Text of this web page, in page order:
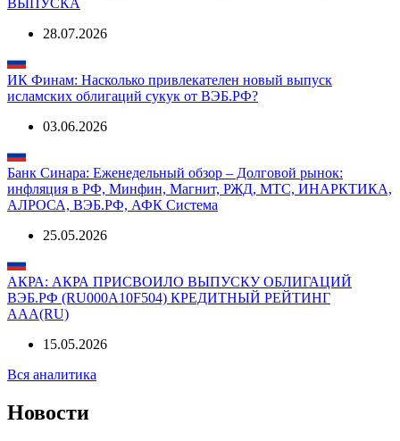
ВЫПУСКА
28.07.2026
ИК Финам: Насколько привлекателен новый выпуск
исламских облигаций сукук от ВЭБ.РФ?
03.06.2026
Банк Синара: Еженедельный обзор – Долговой рынок:
инфляция в РФ, Минфин, Магнит, РЖД, МТС, ИНАРКТИКА,
АЛРОСА, ВЭБ.РФ, АФК Система
25.05.2026
АКРА: АКРА ПРИСВОИЛО ВЫПУСКУ ОБЛИГАЦИЙ
ВЭБ.РФ (RU000A10F504) КРЕДИТНЫЙ РЕЙТИНГ
AAА(RU)
15.05.2026
Вся аналитика
Новости